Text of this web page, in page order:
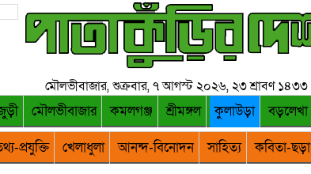
মৌলভীবাজার, শুক্রবার, ৭ আগস্ট ২০২৬, ২৩ শ্রাবণ ১৪৩৩
মৌলভীবাজার কমলগঞ্জ শ্রীমঙ্গল কুলাউড়া বড়লেখা
প্রযুক্তি
খেলাধুলা আনন্দ-বিনোদন সাহিত্য কবিতা-ছড়া